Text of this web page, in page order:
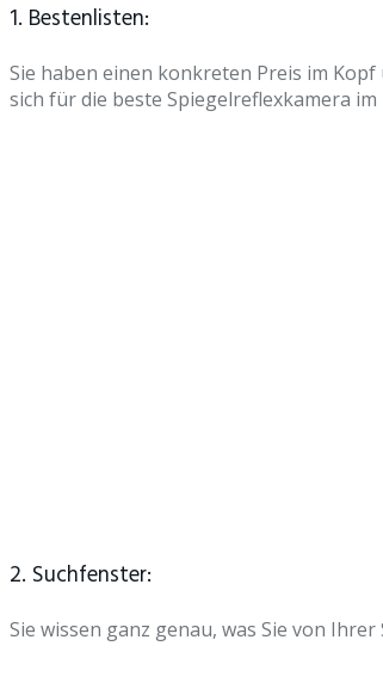
1. Bestenlisten:
Sie haben einen konkreten Preis im
sich für die beste Spiegelreflexkamera
2. Suchfenster:
Sie wissen ganz genau, was Sie von